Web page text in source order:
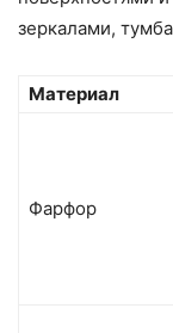
зеркалами,
Материал
Фарфор